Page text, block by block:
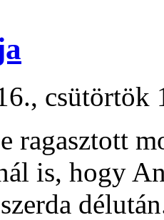
csütörtök
ragasztott
is, hogy